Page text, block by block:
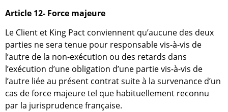
Article 12- Force majeure
Le Client et King Pact conviennent qu’aucune des deux
parties ne sera tenue pour responsable vis-à-vis de
l’autre de la non-exécution ou des retards dans
l’exécution d’une obligation d’une partie vis-à-vis de
l’autre liée au présent contrat suite à la survenance d’un
cas de force majeure tel que habituellement reconnu
par la jurisprudence française.